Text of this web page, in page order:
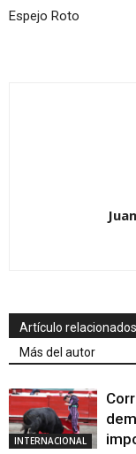
Espejo Roto
Artículo relacionados
Más del autor
INTERNACIONAL